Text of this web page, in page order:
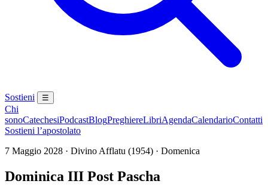
Sostieni ☰
Chi
sonoCatechesiPodcastBlogPreghiereLibriAgendaCalendarioContatti
Sostieni l’apostolato
7 Maggio 2028 · Divino Afflatu (1954) · Domenica
Dominica III Post Pascha